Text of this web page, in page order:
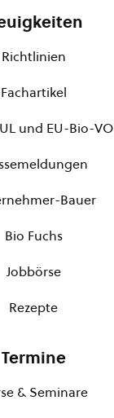
Richtlinien
Fachartikel
und EU-Bio-VO
Bauer
Bio Fuchs
Jobbörse
Rezepte
Termine
& Seminare